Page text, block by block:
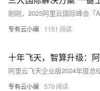
专有云小编 1151
阿里云飞天企业版2024年度总
专有云小编 570